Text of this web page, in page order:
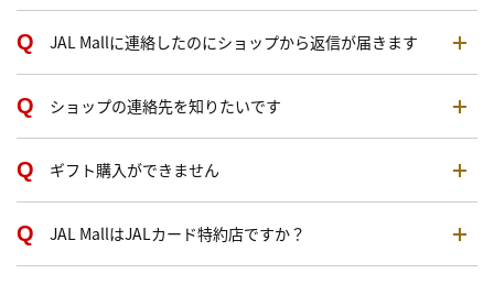
JAL Mallに連絡したのにショップから返信が届きます
ショップの連絡先を知りたいです
ギフト購入ができません
JAL MallはJALカード特約店ですか？